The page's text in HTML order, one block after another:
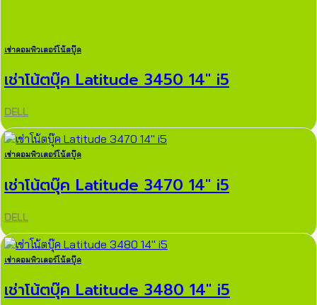
เช่าคอมพิวเตอร์โน้ตบุ๊ค
เช่าโน้ตบุ๊ค Latitude 3450 14″ i5
DELL
เช่าคอมพิวเตอร์โน้ตบุ๊ค
เช่าโน้ตบุ๊ค Latitude 3470 14″ i5
DELL
เช่าคอมพิวเตอร์โน้ตบุ๊ค
เช่าโน้ตบุ๊ค Latitude 3480 14″ i5